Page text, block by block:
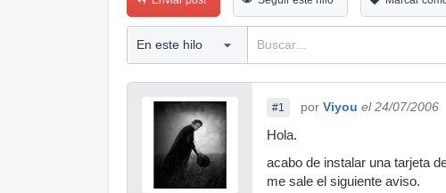
#1 por Viyou el 24/07/2006
Hola.
acabo de instalar una tarjeta
me sale el siguiente aviso.